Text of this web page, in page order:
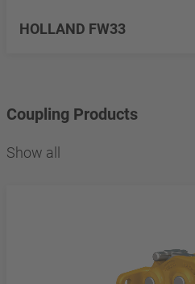
HOLLAND FW33
Coupling Products
Show all